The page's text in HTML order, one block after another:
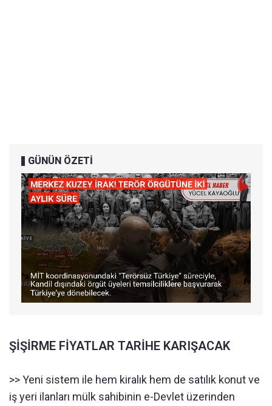
GÜNÜN ÖZETİ
ŞİŞİRME FİYATLAR TARİHE KARIŞACAK
>> Yeni sistem ile hem kiralık hem de satılık konut ve
iş yeri ilanları mülk sahibinin e-Devlet üzerinden